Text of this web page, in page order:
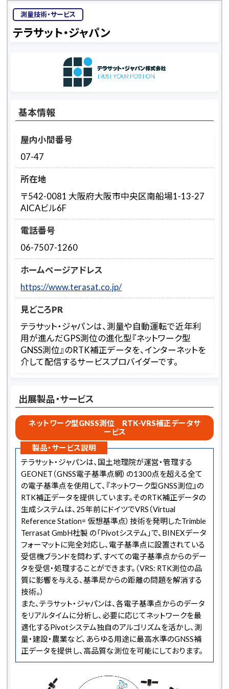
測量技術・サービス
テラサット・ジャパン
基本情報
屋内小間番号
07-47
所在地
〒542-0081 大阪府大阪市中央区南船場1-13-27
AICAビル6F
電話番号
06-7507-1260
ホームページアドレス
https://www.terasat.co.jp/
見どころPR
テラサット・ジャパンは、測量や自動運転で近年利
用が進んだGPS測位の進化型『ネットワーク型
GNSS測位』のRTK補正データを、インターネットを
介して配信するサービスプロバイダーです。
出展製品・サービス
ネットワーク型GNSS測位 RTK-VRS補正データサ
ービス
製品・サービス説明
テラサット・ジャパンは、国土地理院が運営・管理する
GEONET（GNSS電子基準点網）の1300点を超える全て
の電子基準点を使用して、『ネットワーク型GNSS測位』の
RTK補正データを提供しています。そのRTK補正データの
生成システムは、25年前にドイツでVRS（Virtual
Reference Station= 仮想基準点）技術を発明したTrimble
Terrasat GmbH社製 の「Pivotシステム」で、BINEXデータ
フォーマットに完全対応し、電子基準点に設置されている
受信機ブランドを問わず、すべての電子基準点からのデー
タを受信・処理することができます。（VRS: RTK測位の品
質に影響を与える、基準局からの距離の問題を解消する
技術。）
また、テラサット・ジャパンは、各電子基準点からのデータ
をリアルタイムに分析し、必要に応じてネットワークを最
適化するPivotシステム独自のアルゴリズムを活かし、測
量・建設・農業など、あらゆる用途に最高水準のGNSS補
正データを提供し、高品質な測位を可能にしております。